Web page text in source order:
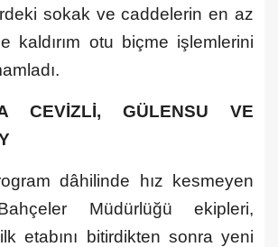
sokak ve caddelerin en az
kaldırım otu biçme işlemlerini
CEVİZLİ, GÜLENSU VE
dâhilinde hız kesmeyen
Müdürlüğü ekipleri,
ilk etabını bitirdikten sonra yeni